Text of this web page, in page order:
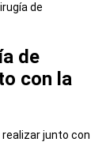
de
de
con la
junto con